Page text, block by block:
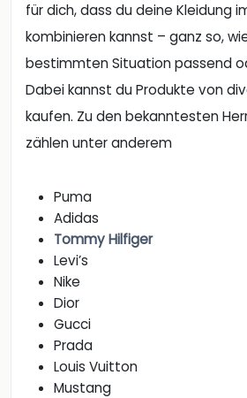
für dich, dass du deine Kleidung
kombinieren kannst – ganz so,
bestimmten Situation passend
Dabei kannst du Produkte von
kaufen. Zu den bekanntesten
zählen unter anderem
Puma
Adidas
Tommy Hilfiger
Levi’s
Nike
Dior
Gucci
Prada
Louis Vuitton
Mustang